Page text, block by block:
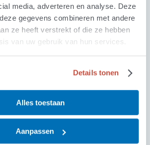
media, adverteren en analyse. Deze
gegevens combineren met andere
ze heeft verstrekt of die ze hebben
van uw gebruik van hun services.
Details tonen
Alles toestaan
Aanpassen
Heijden